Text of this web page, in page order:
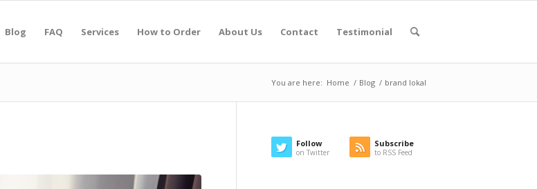
Blog FAQ Services How to Order About Us Contact Testimonial
You are here: Home / Blog / brand lokal
Follow
on Twitter
Subscribe
to RSS Feed